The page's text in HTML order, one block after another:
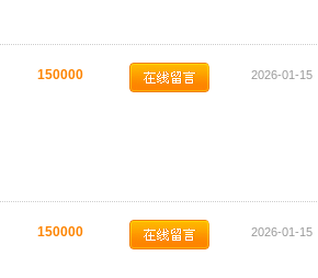
150000 2026-01-15
150000 2026-01-15